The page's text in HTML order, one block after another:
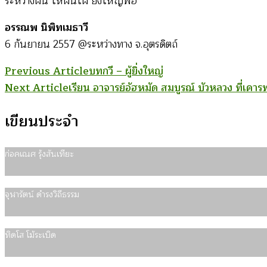
อรรณพ นิพิทเมธาวี
6 กันยายน 2557 @ระหว่างทาง จ.อุตรดิตถ์
Post
Navigation
Previous Articleบทกวี – ผู้ยิ่งใหญ่
Next Articleเรียน อาจารย์อัฮหมัด สมบูรณ์ บัวหลวง ที่เคา
เขียนประจำ
ก่อคเณศ รุ้งสันเทียะ
จุฬารัตน์ ดำรงวิถีธรรม
ทิดโส โม้ระเบิด